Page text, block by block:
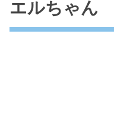
エルちゃん